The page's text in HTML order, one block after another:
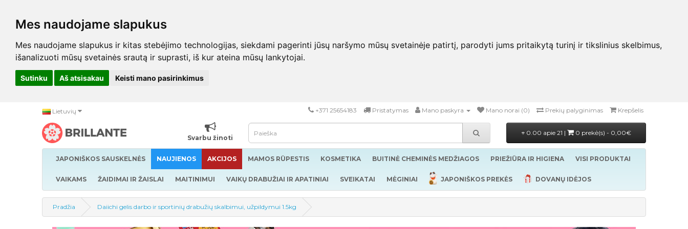
Mes naudojame slapukus
Mes naudojame slapukus ir kitas stebėjimo technologijas, siekdami pagerinti jūsų naršymo mūsų svetainėje patirtį, parodyti jums pritaikytą turinį ir tikslinius skelbimus,
išanalizuoti mūsų svetainės srautą ir suprasti, iš kur ateina mūsų lankytojai.
Sutinku Aš atsisakau Keisti mano pasirinkimus
Lietuvių +371 25654183 Pristatymas Mano paskyra Mano norai (0) Prekių palyginimas Krepšelis
Svarbu žinoti
0.00 apie 21 | 0 prekė(s) - 0,00€
JAPONIŠKOS SAUSKELNĖS NAUJIENOS AKCIJOS MAMOS RŪPESTIS KOSMETIKA BUITINĖ CHEMINĖS MEDŽIAGOS PRIEŽIŪRA IR HIGIENA VISI PRODUKTAI
VAIKAMS ŽAIDIMAI IR ŽAISLAI MAITINIMUI VAIKŲ DRABUŽIAI IR APATINIAI SVEIKATAI MĖGINIAI JAPONIŠKOS PREKĖS DOVANŲ IDĖJOS
Pradžia Daiichi gelis darbo ir sportinių drabužių skalbimui, užpildymui 1.5kg